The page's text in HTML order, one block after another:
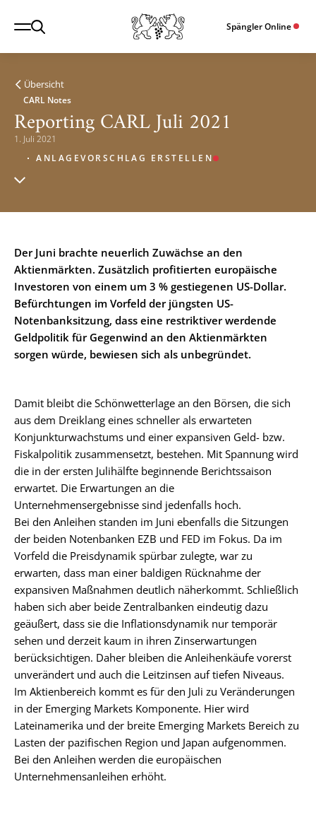
Spängler Online
Übersicht
CARL Notes
Reporting CARL Juli 2021
1. Juli 2021
ANLAGEVORSCHLAG ERSTELLEN
Der Juni brachte neuerlich Zuwächse an den
Aktienmärkten. Zusätzlich profitierten europäische
Investoren von einem um 3 % gestiegenen US-Dollar.
Befürchtungen im Vorfeld der jüngsten US-
Notenbanksitzung, dass eine restriktiver werdende
Geldpolitik für Gegenwind an den Aktienmärkten
sorgen würde, bewiesen sich als unbegründet.
Damit bleibt die Schönwetterlage an den Börsen, die sich
aus dem Dreiklang eines schneller als erwarteten
Konjunkturwachstums und einer expansiven Geld- bzw.
Fiskalpolitik zusammensetzt, bestehen. Mit Spannung wird
die in der ersten Julihälfte beginnende Berichtssaison
erwartet. Die Erwartungen an die
Unternehmensergebnisse sind jedenfalls hoch.
Bei den Anleihen standen im Juni ebenfalls die Sitzungen
der beiden Notenbanken EZB und FED im Fokus. Da im
Vorfeld die Preisdynamik spürbar zulegte, war zu
erwarten, dass man einer baldigen Rücknahme der
expansiven Maßnahmen deutlich näherkommt. Schließlich
haben sich aber beide Zentralbanken eindeutig dazu
geäußert, dass sie die Inflationsdynamik nur temporär
sehen und derzeit kaum in ihren Zinserwartungen
berücksichtigen. Daher bleiben die Anleihenkäufe vorerst
unverändert und auch die Leitzinsen auf tiefen Niveaus.
Im Aktienbereich kommt es für den Juli zu Veränderungen
in der Emerging Markets Komponente. Hier wird
Lateinamerika und der breite Emerging Markets Bereich zu
Lasten der pazifischen Region und Japan aufgenommen.
Bei den Anleihen werden die europäischen
Unternehmensanleihen erhöht.